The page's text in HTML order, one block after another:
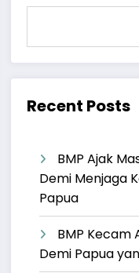
Recent Posts
BMP Ajak
Demi Menjaga
Papua
BMP Kecam
Demi Papua